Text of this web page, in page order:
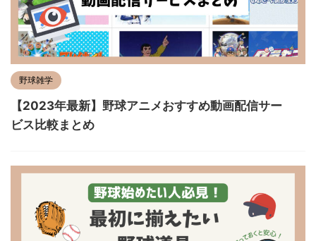
野球雑学
【2023年最新】野球アニメおすすめ動画配信サー
ビス比較まとめ